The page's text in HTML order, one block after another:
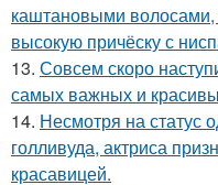
каштановыми
высокую причёску с
13. Совсем скоро
самых важных и
14. Несмотря на статус
голливуда, актриса
красавицей.